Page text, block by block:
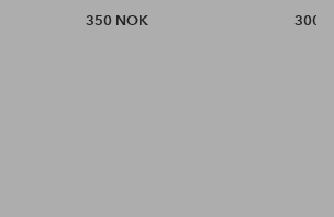
350 NOK
300